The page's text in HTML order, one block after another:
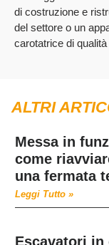
di costruzione e
del settore o un
carotatrice di
ALTRI
Messa in
come
una fermata
Leggi Tutto »
Escavatori in